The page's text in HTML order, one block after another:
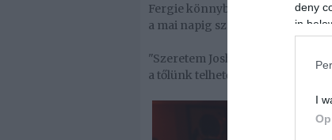
deny
in
I
Fergie könnybe lábadt
a mai napig szereti őt:
"Szeretem Josh-t. Ő a
a tőlünk telhetőt"